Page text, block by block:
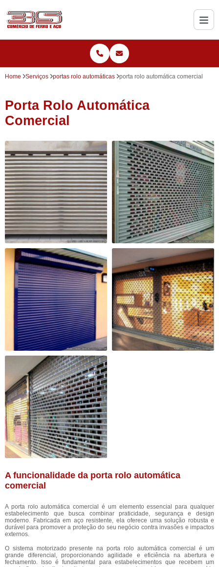
Home Serviços portas rolo automáticas porta rolo automática comercial
Porta Rolo Automática
Comercial
A funcionalidade da porta rolo automática
comercial
A porta rolo automática comercial é um elemento essencial para qualquer
estabelecimento que busca combinar praticidade, segurança e design
moderno. Fabricada em aço resistente, ela oferece uma solução robusta e
durável para promover a proteção do seu negócio contra invasões e impactos
externos.
O sistema motorizado presente na porta rolo automática comercial é um
grande diferencial, proporcionando agilidade e eficiência na abertura e
fechamento. Isso é fundamental para estabelecimentos que recebem um